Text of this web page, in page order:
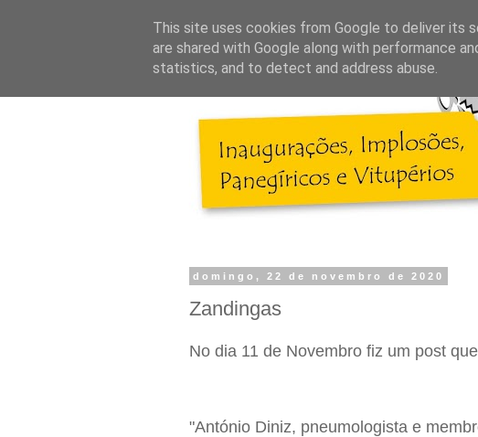
domingo, 22 de novembro de 2020
Zandingas
No dia 11 de Novembro fiz um post
"António Diniz, pneumologista e
This site uses cookies from Google to deliver its
are shared with Google along with performance
statistics, and to detect and address abuse.